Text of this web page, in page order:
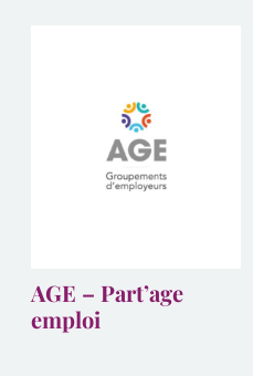
AGE – Part’age
emploi